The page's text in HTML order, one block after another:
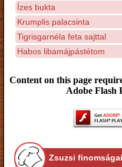
Ízes bukta
Krumplis palacsinta
Tigrisgarnéla feta sajttal
Habos libamájpástétom
Content on this page
Adobe Flash
Zsuzsi finomságai